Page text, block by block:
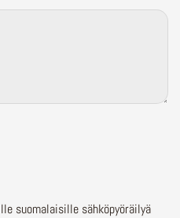
suomalaisille sähköpyöräilyä